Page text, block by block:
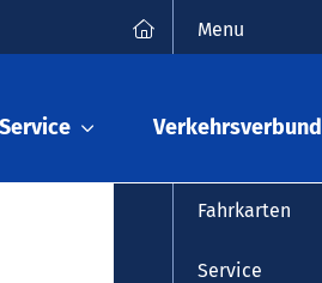
Service Verkehrsverbund
Menu
Fahrkarten
Service